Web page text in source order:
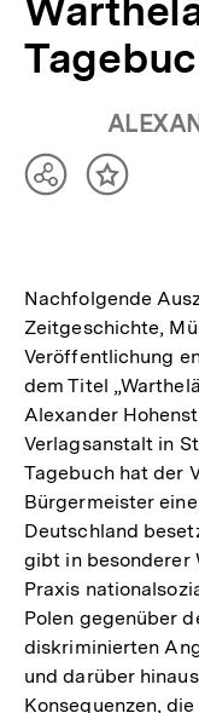
TeilenInhalt
Nachfolgende
Zeitgeschichte,
Veröffentlichung
dem Titel
Alexander
Verlagsanstalt in
Tagebuch hat der
Bürgermeister
Deutschland
gibt in besonderer
Praxis
Polen gegenüber
diskriminierten
und darüber
Konsequenzen,